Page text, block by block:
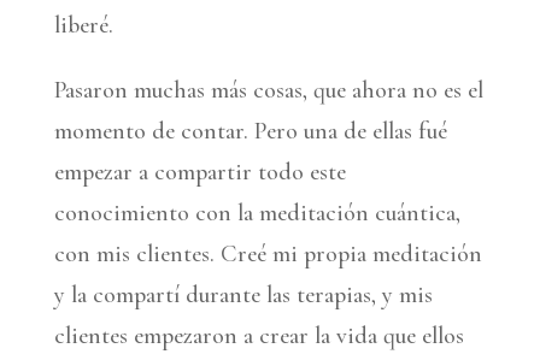
liberé.
Pasaron muchas más cosas, que ahora no es el
momento de contar. Pero una de ellas fué
empezar a compartir todo este
conocimiento con la meditación cuántica,
con mis clientes. Creé mi propia meditación
y la compartí durante las terapias, y mis
clientes empezaron a crear la vida que ellos